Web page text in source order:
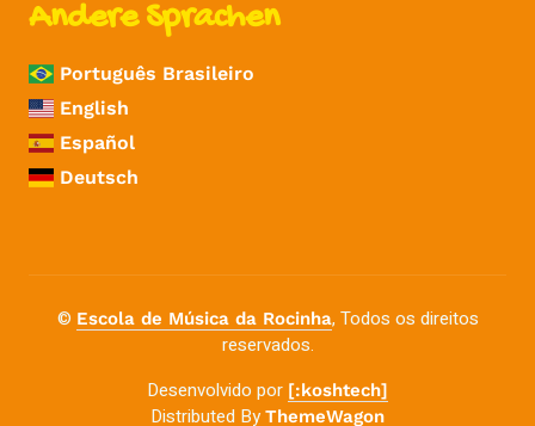
Andere Sprachen
Português Brasileiro
English
Español
Deutsch
© Escola de Música da Rocinha, Todos os direitos
reservados.
Desenvolvido por [:koshtech]
Distributed ByThemeWagon